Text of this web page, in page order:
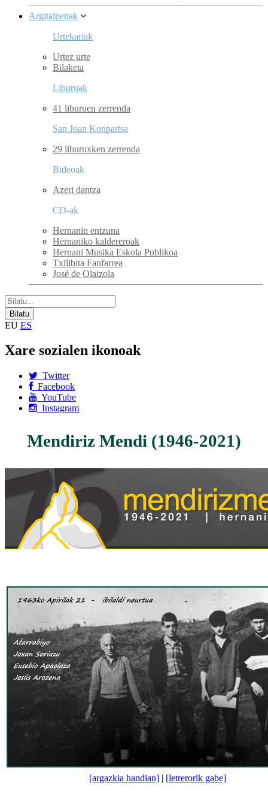
Argitalpenak
Urtekariak
Urtez urte
Bilaketa
Liburuak
41 liburuen zerrenda
San Joan Konpartsa
29 liburuxken zerrenda
Bideoak
Azeri dantza
CD-ak
Hernanin entzuna
Hernaniko kaldereroak
Hernani Musika Eskola Publikoa
Txilibita Fanfarrea
José de Olaizola
EU ES
Xare sozialen ikonoak
Twitter
Facebook
YouTube
Instagram
Mendiriz Mendi (1946-2021)
[argazkia handian]| [letrerorik gabe]